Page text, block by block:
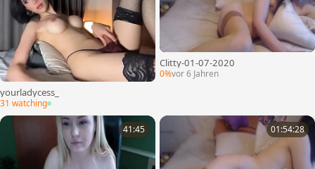
yourladycess_
31 watching
Clitty-01-07-2020
0%vor 6 Jahren
41:45 01:54:28